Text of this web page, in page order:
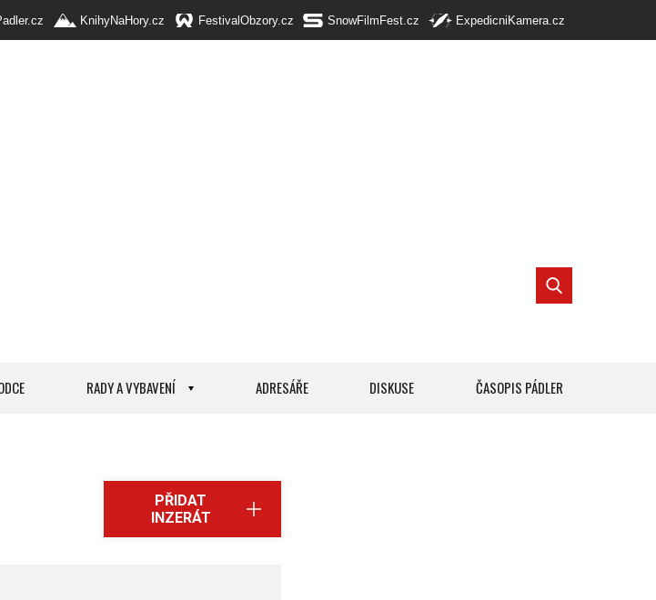
KnihyNaHory.cz FestivalObzory.cz SnowFilmFest.cz ExpedicniKamera.cz
RADY A VYBAVENÍ ADRESÁŘE DISKUSE ČASOPIS PÁDLER
PŘIDAT
INZERÁT